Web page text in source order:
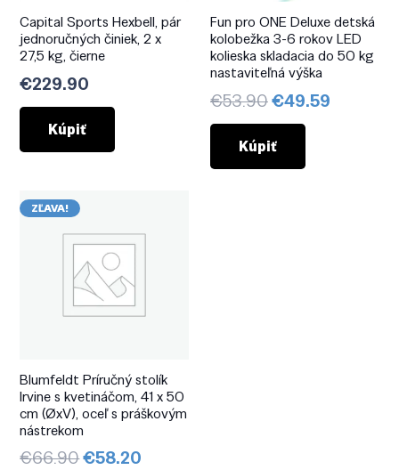
Capital Sports Hexbell, pár
jednoručných činiek, 2 x
27,5 kg, čierne
€229.90
Kúpiť
Fun pro ONE Deluxe detská
kolobežka 3-6 rokov LED
kolieska skladacia do 50 kg
nastaviteľná výška
€53.90Pôvodná
cena
bola:
€53.90.
€49.59
Kúpiť
ZĽAVA!
Blumfeldt Príručný stolík
Irvine s kvetináčom, 41 x 50
cm (ØxV), oceľ s práškovým
nástrekom
€66.90Pôvodná
€58.20